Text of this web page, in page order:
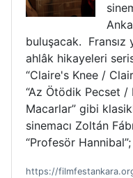
buluşacak. Fransız
ahlâk hikayeleri
“Claire's Knee /
“Az Ötödik Pecset /
Macarlar” gibi
sinemacı Zoltán
“Profesör Hannibal”;
https://